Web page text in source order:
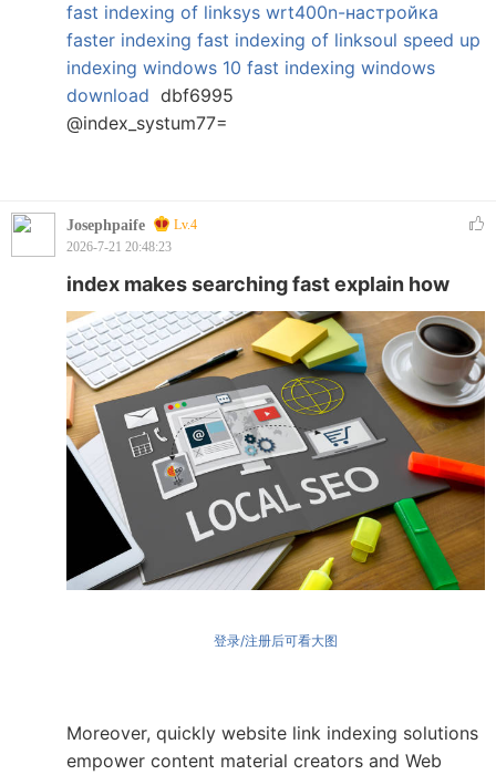
fast indexing of linksys wrt400n-настройка
faster indexing fast indexing of linksoul speed up
indexing windows 10 fast indexing windows
download dbf6995
@index_systum77=
Josephpaife
Lv.4
2026-7-21 20:48:23
index makes searching fast explain how
登录/注册后可看大图
Moreover, quickly website link indexing solutions
empower content material creators and Web